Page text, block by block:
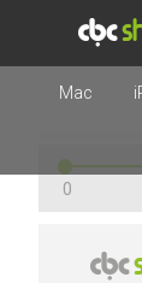
0
Mac